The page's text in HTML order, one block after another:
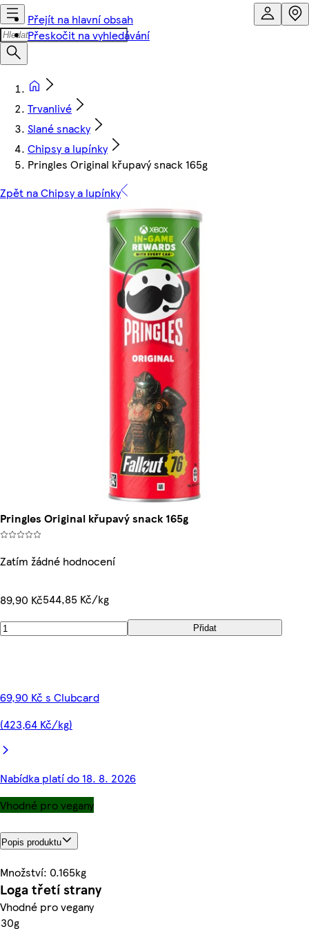
Přejít na hlavní obsah
Přeskočit na vyhledávání
Trvanlivé
Slané snacky
Chipsy a lupínky
Pringles Original křupavý snack 165g
Zpět na Chipsy a lupínky
Pringles Original křupavý snack 165g
Zatím žádné hodnocení
89,90 Kč544,85 Kč/kg
Přidat
69,90 Kč s Clubcard
(423,64 Kč/kg)
Nabídka platí do 18. 8. 2026
Vhodné pro vegany
Popis produktu
Množství: 0.165kg
Loga třetí strany
Vhodné pro vegany
30g